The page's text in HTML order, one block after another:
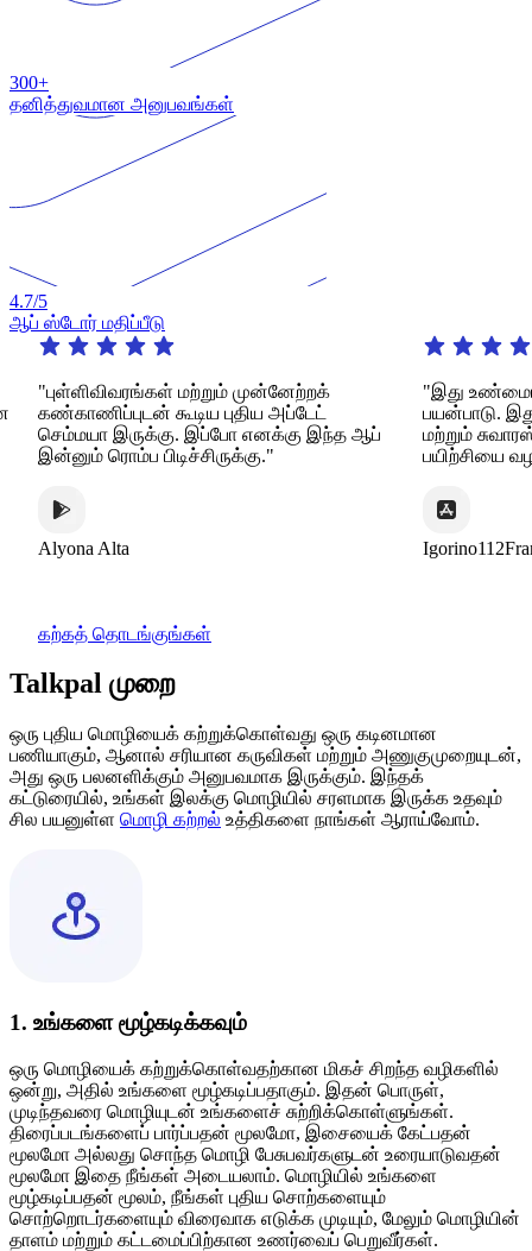
300+
தனித்துவமான அனுபவங்கள்
4.7/5
ஆப் ஸ்டோர் மதிப்பீடு
"புள்ளிவிவரங்கள் மற்றும் முன்னேற்றக்
கண்காணிப்புடன் கூடிய புதிய அப்டேட்
செம்மயா இருக்கு. இப்போ எனக்கு இந்த ஆப்
இன்னும் ரொம்ப பிடிச்சிருக்கு."
Alyona Alta
"இது
பயன்பாடு.
மற்றும்
பயிற்சியை
கற்கத் தொடங்குங்கள்
Talkpal முறை
ஒரு புதிய மொழியைக் கற்றுக்கொள்வது ஒரு கடினமான
பணியாகும், ஆனால் சரியான கருவிகள் மற்றும் அணுகுமுறையுடன்,
அது ஒரு பலனளிக்கும் அனுபவமாக இருக்கும். இந்தக்
கட்டுரையில், உங்கள் இலக்கு மொழியில் சரளமாக இருக்க உதவும்
சில பயனுள்ள மொழி கற்றல் உத்திகளை நாங்கள் ஆராய்வோம்.
1. உங்களை மூழ்கடிக்கவும்
ஒரு மொழியைக் கற்றுக்கொள்வதற்கான மிகச் சிறந்த வழிகளில்
ஒன்று, அதில் உங்களை மூழ்கடிப்பதாகும். இதன் பொருள்,
முடிந்தவரை மொழியுடன் உங்களைச் சுற்றிக்கொள்ளுங்கள்.
திரைப்படங்களைப் பார்ப்பதன் மூலமோ, இசையைக் கேட்பதன்
மூலமோ அல்லது சொந்த மொழி பேசுபவர்களுடன் உரையாடுவதன்
மூலமோ இதை நீங்கள் அடையலாம். மொழியில் உங்களை
மூழ்கடிப்பதன் மூலம், நீங்கள் புதிய சொற்களையும்
சொற்றொடர்களையும் விரைவாக எடுக்க முடியும், மேலும் மொழியின்
தாளம் மற்றும் கட்டமைப்பிற்கான உணர்வைப் பெறுவீர்கள்.